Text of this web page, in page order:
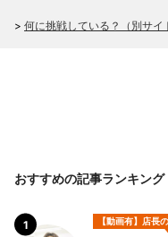
> 何に挑戦している？（別サイ
おすすめの記事ランキング
【動画有】店長